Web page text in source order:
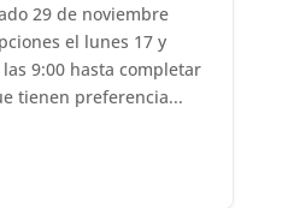
29 de noviembre
el lunes 17 y
9:00 hasta completar
tienen preferencia...